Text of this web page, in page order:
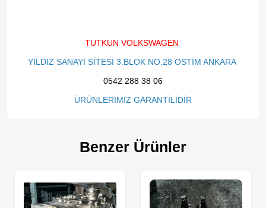
TUTKUN VOLKSWAGEN
YILDIZ SANAYİ SİTESİ 3.BLOK NO.28 OSTİM ANKARA
0542 288 38 06
ÜRÜNLERİMİZ GARANTİLİDİR
Benzer Ürünler